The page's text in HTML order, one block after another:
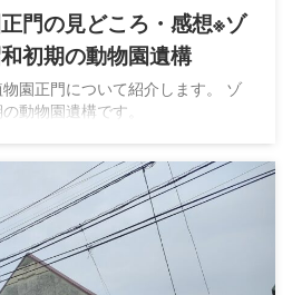
門の見どころ・感想※ゾ
初期の動物園遺構
園正門について紹介します。 ゾ
動物園遺構です。